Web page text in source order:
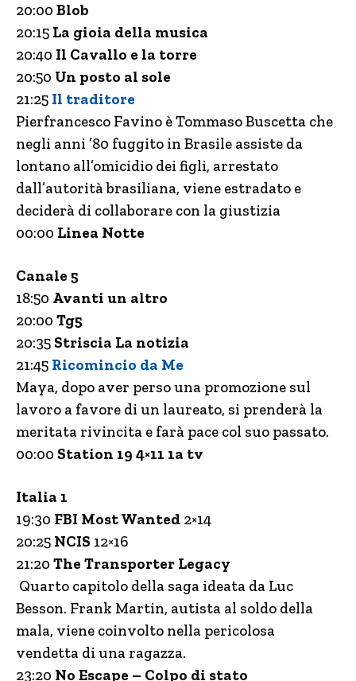
20:00 Blob
20:15 La gioia della musica
20:40 Il Cavallo e la torre
20:50 Un posto al sole
21:25 Il traditore
Pierfrancesco Favino è Tommaso Buscetta che
negli anni ’80 fuggito in Brasile assiste da
lontano all’omicidio dei figli, arrestato
dall’autorità brasiliana, viene estradato e
deciderà di collaborare con la giustizia
00:00 Linea Notte
Canale 5
18:50 Avanti un altro
20:00 Tg5
20:35 Striscia La notizia
21:45 Ricomincio da Me
Maya, dopo aver perso una promozione sul
lavoro a favore di un laureato, si prenderà la
meritata rivincita e farà pace col suo passato.
00:00 Station 19 4×11 1a tv
Italia 1
19:30 FBI Most Wanted 2×14
20:25 NCIS 12×16
21:20 The Transporter Legacy
Quarto capitolo della saga ideata da Luc
Besson. Frank Martin, autista al soldo della
mala, viene coinvolto nella pericolosa
vendetta di una ragazza.
23:20 No Escape – Colpo di stato